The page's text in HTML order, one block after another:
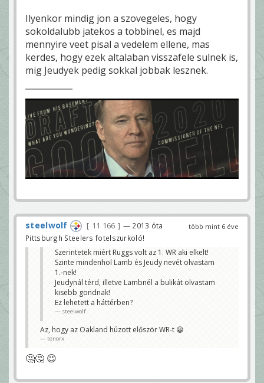
Ilyenkor mindig jon a szovegeles, hogy
sokoldalubb jatekos a tobbinel, es majd
mennyire veet pisal a vedelem ellene, mas
kerdes, hogy ezek altalaban visszafele sulnek is,
mig Jeudyek pedig sokkal jobbak lesznek.
több mint 6 éve
steelwolf 11 166
— 2013 óta
Pittsburgh Steelers fotelszurkoló!
Szerintetek miért Ruggs volt az 1. WR aki elkelt!
Szinte mindenhol Lamb és Jeudy nevét olvastam
1.-nek!
Jeudynál térd, illetve Lambnél a bulikát olvastam
kisebb gondnak!
Ez lehetett a háttérben?
steelwolf
Az, hogy az Oakland húzott először WR-t 😀
tenorx
🤔🤔 😉